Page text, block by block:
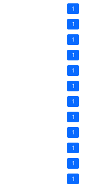
1
1
1
1
1
1
1
1
1
1
1
1